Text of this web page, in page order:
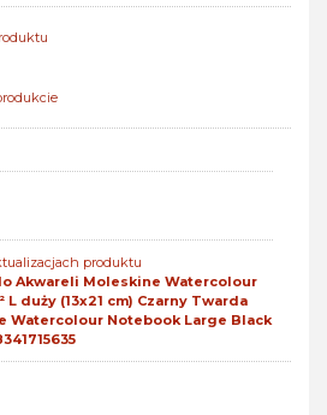
produktu
Akwareli Moleskine Watercolour
L duży (13x21 cm) Czarny Twarda
Watercolour Notebook Large Black